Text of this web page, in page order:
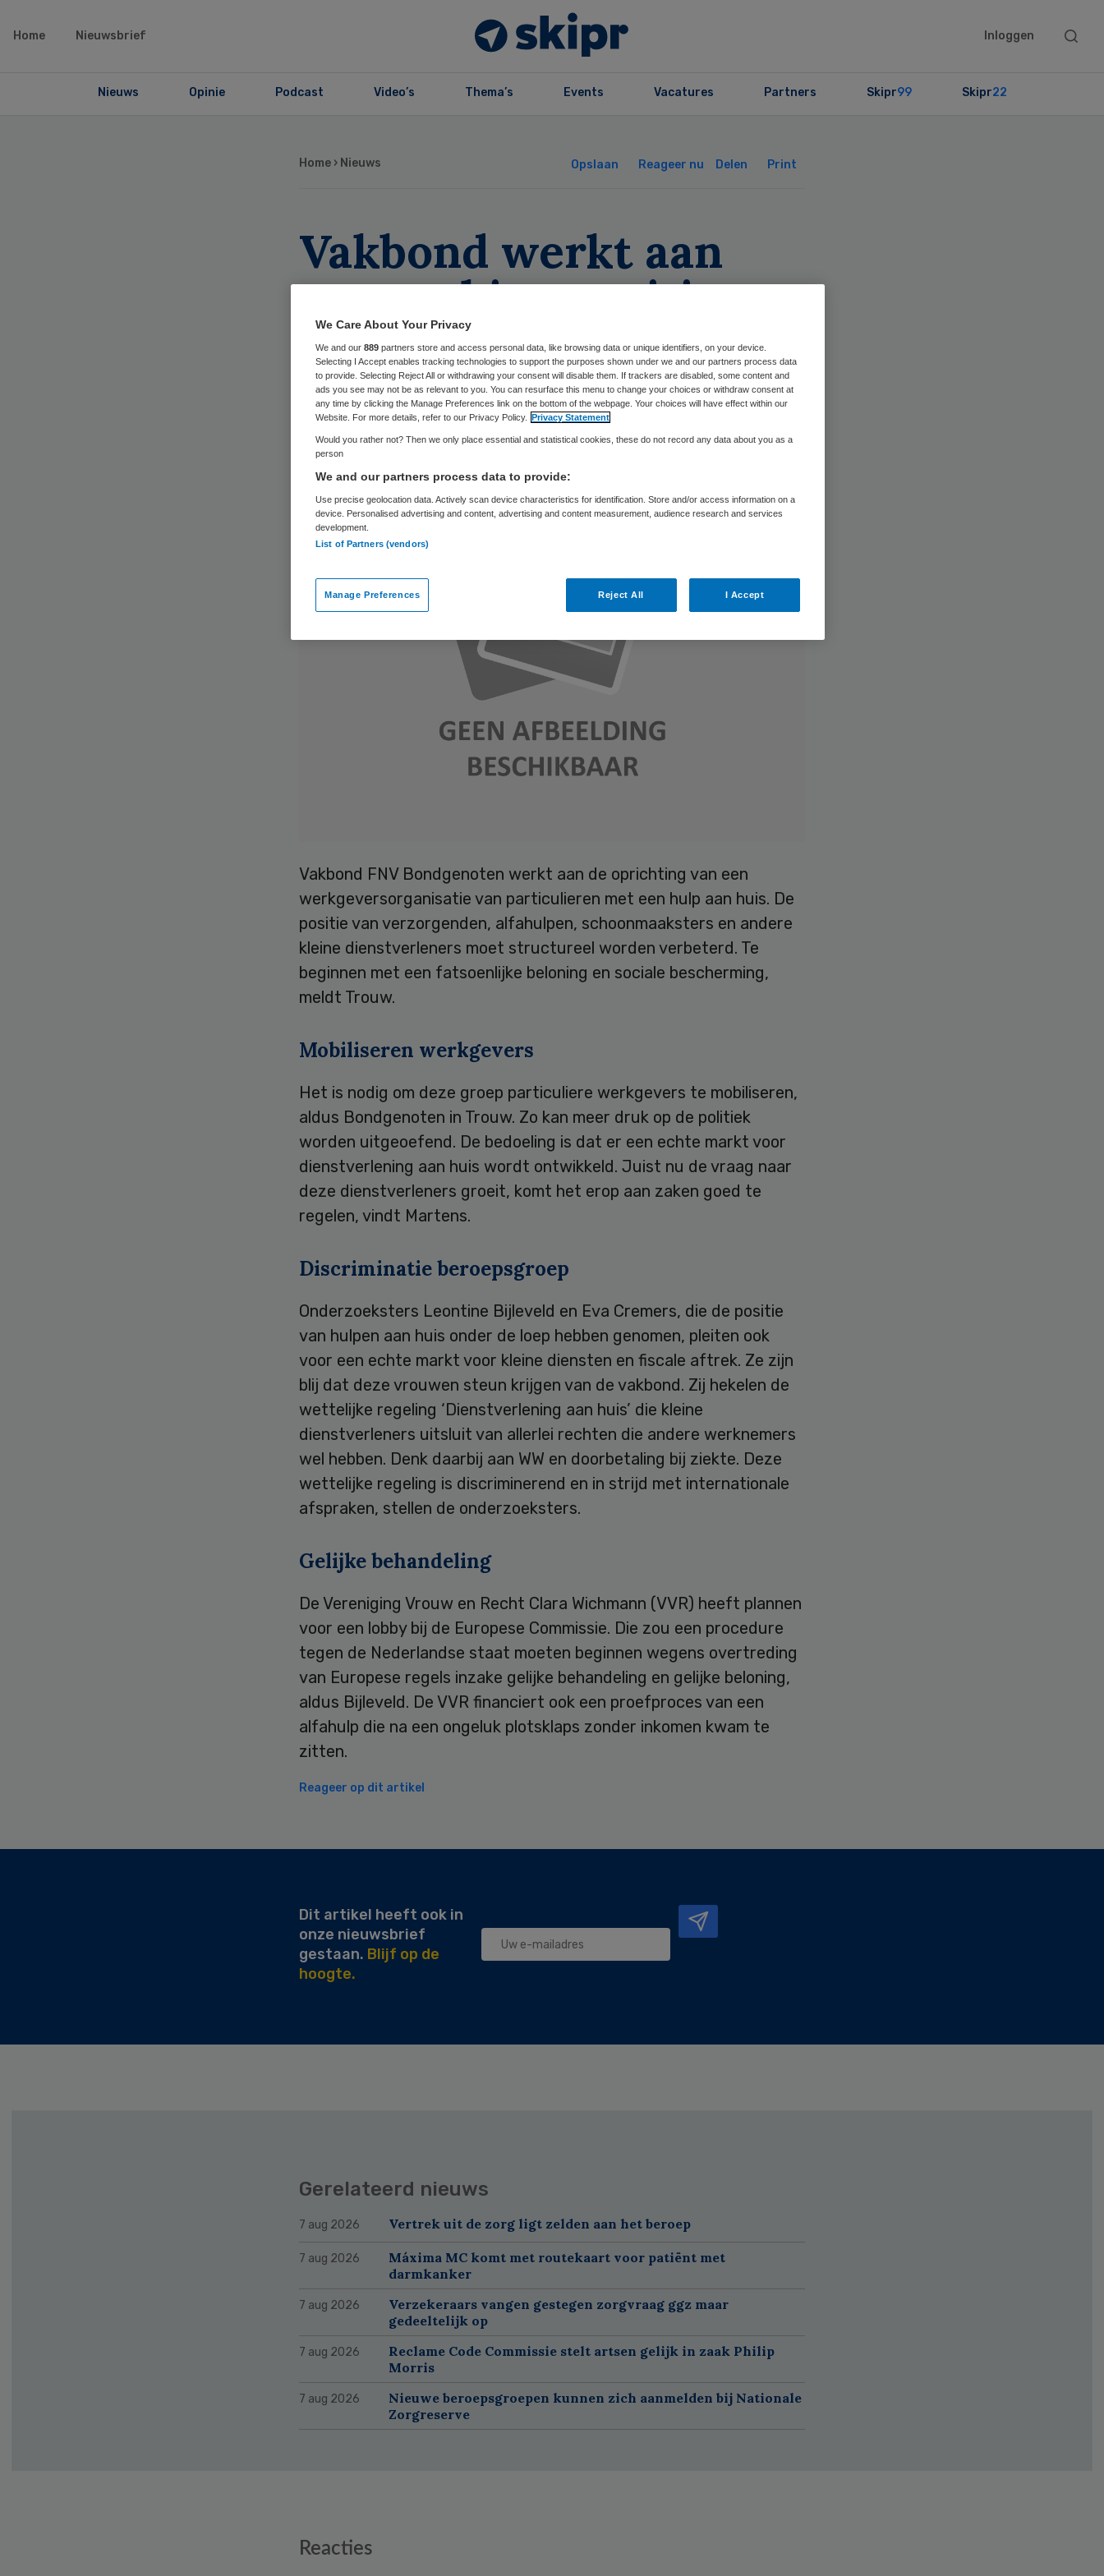
Home Nieuwsbrief Inloggen
Search
Nieuws Opinie Podcast Video’s Thema’s Events Vacatures Partners Skipr99 Skipr22
Home › Nieuws Opslaan Reageer nu Delen Print
Vakbond werkt aan
versterking positie
alfahulp
Skipr Redactie 28 december 2010,11:18
Vakbond FNV Bondgenoten werkt aan de oprichting van een
werkgeversorganisatie van particulieren met een hulp aan huis. De
positie van verzorgenden, alfahulpen, schoonmaaksters en andere
kleine dienstverleners moet structureel worden verbeterd. Te
beginnen met een fatsoenlijke beloning en sociale bescherming,
meldt Trouw.
Mobiliseren werkgevers
Het is nodig om deze groep particuliere werkgevers te mobiliseren,
aldus Bondgenoten in Trouw. Zo kan meer druk op de politiek
worden uitgeoefend. De bedoeling is dat er een echte markt voor
dienstverlening aan huis wordt ontwikkeld. Juist nu de vraag naar
deze dienstverleners groeit, komt het erop aan zaken goed te
regelen, vindt Martens.
Discriminatie beroepsgroep
Onderzoeksters Leontine Bijleveld en Eva Cremers, die de positie
van hulpen aan huis onder de loep hebben genomen, pleiten ook
voor een echte markt voor kleine diensten en fiscale aftrek. Ze zijn
blij dat deze vrouwen steun krijgen van de vakbond. Zij hekelen de
wettelijke regeling ‘Dienstverlening aan huis’ die kleine
dienstverleners uitsluit van allerlei rechten die andere werknemers
wel hebben. Denk daarbij aan WW en doorbetaling bij ziekte. Deze
wettelijke regeling is discriminerend en in strijd met internationale
afspraken, stellen de onderzoeksters.
Gelijke behandeling
De Vereniging Vrouw en Recht Clara Wichmann (VVR) heeft plannen
voor een lobby bij de Europese Commissie. Die zou een procedure
tegen de Nederlandse staat moeten beginnen wegens overtreding
van Europese regels inzake gelijke behandeling en gelijke beloning,
aldus Bijleveld. De VVR financiert ook een proefproces van een
alfahulp die na een ongeluk plotsklaps zonder inkomen kwam te
zitten.
Reageer op dit artikel
Secondary
Dit artikel heeft ook in
onze nieuwsbrief
gestaan. Blijf op de
hoogte.
Gerelateerd nieuws
7 aug 2026 Vertrek uit de zorg ligt zelden aan het beroep
7 aug 2026
Máxima MC komt met routekaart voor patiënt met
darmkanker
7 aug 2026
Verzekeraars vangen gestegen zorgvraag ggz maar
gedeeltelijk op
7 aug 2026
Reclame Code Commissie stelt artsen gelijk in zaak Philip
Morris
7 aug 2026
Nieuwe beroepsgroepen kunnen zich aanmelden bij Nationale
Zorgreserve
Reacties
We Care About Your Privacy
We and our 889 partners store and access personal data, like browsing data or unique identifiers, on your device.
Selecting I Accept enables tracking technologies to support the purposes shown under we and our partners process data
to provide. Selecting Reject All or withdrawing your consent will disable them. If trackers are disabled, some content and
ads you see may not be as relevant to you. You can resurface this menu to change your choices or withdraw consent at
any time by clicking the Manage Preferences link on the bottom of the webpage. Your choices will have effect within our
Website. For more details, refer to our Privacy Policy. Privacy Statement
Would you rather not? Then we only place essential and statistical cookies, these do not record any data about you as a
person
We and our partners process data to provide:
Use precise geolocation data. Actively scan device characteristics for identification. Store and/or access information on a
device. Personalised advertising and content, advertising and content measurement, audience research and services
development.
List of Partners (vendors)
Manage Preferences Reject All I Accept